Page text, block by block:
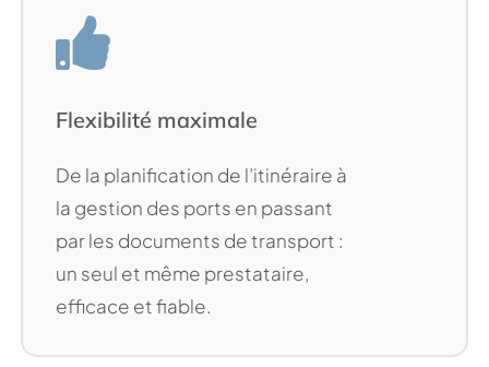
Flexibilité maximale
De la planification de l’itinéraire à
la gestion des ports en passant
par les documents de transport :
un seul et même prestataire,
efficace et fiable.